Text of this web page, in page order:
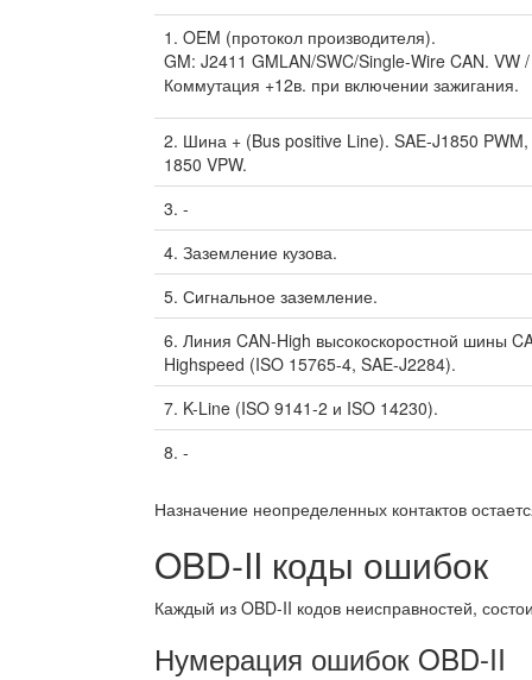
1. OEM (протокол производителя).
GM: J2411 GMLAN/SWC/Single-Wire CAN. VW
Коммутация +12в. при включении зажигания.
2. Шина + (Bus positive Line). SAE-J1850 PWM,
1850 VPW.
3. -
4. Заземление кузова.
5. Сигнальное заземление.
6. Линия CAN-High высокоскоростной шины
Highspeed (ISO 15765-4, SAE-J2284).
7. K-Line (ISO 9141-2 и ISO 14230).
8. -
Назначение неопределенных контактов
OBD-II коды ошибок
Каждый из OBD-II кодов неисправностей,
Нумерация ошибок OBD-II